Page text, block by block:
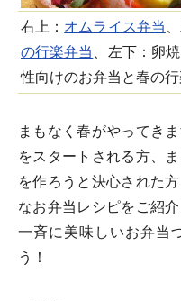
右上： オムライス弁当
の行楽弁当 、左下：卵
性向けのお弁当と春の
まもなく春がやってき
をスタートされる方、
を作ろうと決心された
なお弁当レシピをご紹
一斉に美味しいお弁当
う！